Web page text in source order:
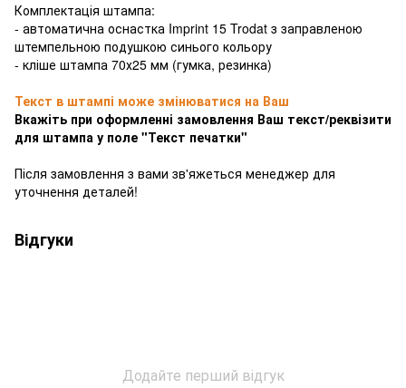
Комплектація штампа:
- автоматична оснастка Imprint 15 Trodat з заправленою
штемпельною подушкою синього кольору
- кліше штампа 70х25 мм (гумка, резинка)
Текст в штампі може змінюватися на Ваш
Вкажіть при оформленні замовлення Ваш текст/реквізити
для штампа у поле "Текст печатки"
Після замовлення з вами зв'яжеться менеджер для
уточнення деталей!
Відгуки
Додайте перший відгук